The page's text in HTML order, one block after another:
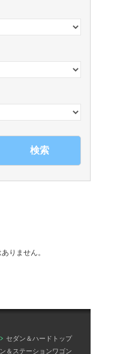
検索
りません。
セダン＆ハードトップ
＆ステーションワゴン